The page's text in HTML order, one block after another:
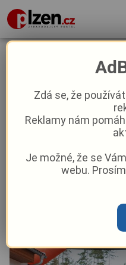
Stupenská
ročník. Trailový
atmosféry,
pohybu
Anna Raková–18. 11.
Zdá se, že
Reklamy nám
Je možné, že se
webu.